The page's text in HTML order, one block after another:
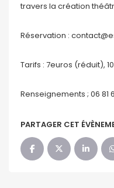
travers la création
Réservation :
Tarifs : 7euros (réduit),
Renseignements ; 06 81
PARTAGER CET